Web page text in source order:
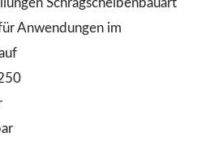
Schrägscheibenbauart
Anwendungen im